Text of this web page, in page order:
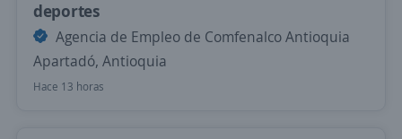
deportes
Agencia de Empleo de Comfenalco Antioquia
Apartadó, Antioquia
Hace 13 horas